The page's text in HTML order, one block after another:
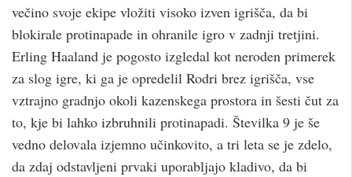
večino svoje ekipe vložiti visoko izven igrišča, da bi
blokirale protinapade in ohranile igro v zadnji tretjini.
Erling Haaland je pogosto izgledal kot neroden primerek
za slog igre, ki ga je opredelil Rodri brez igrišča, vse
vztrajno gradnjo okoli kazenskega prostora in šesti čut za
to, kje bi lahko izbruhnili protinapadi. Številka 9 je še
vedno delovala izjemno učinkovito, a tri leta se je zdelo,
da zdaj odstavljeni prvaki uporabljajo kladivo, da bi